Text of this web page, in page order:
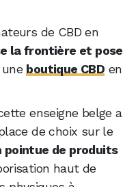
yeux fermés
de CBD en
la frontière et pose
boutique CBD en
enseigne belge a
de choix sur le
pointue de produits
haut de